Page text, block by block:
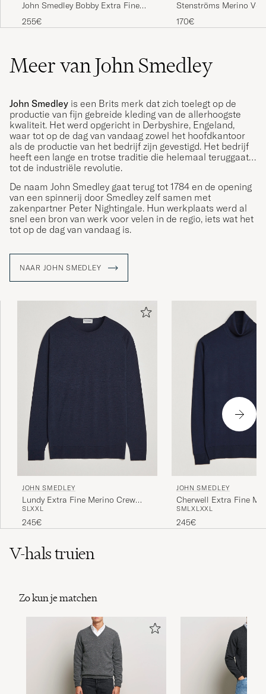
John Smedley Bobby Extra Fine
Merino V-Neck Pullover Midnight
255€
Stenströms Merino V-
170€
Meer van John Smedley
John Smedley is een Brits merk dat zich toelegt op de
productie van fijn gebreide kleding van de allerhoogste
kwaliteit. Het werd opgericht in Derbyshire, Engeland,
waar tot op de dag van vandaag zowel het hoofdkantoor
als de productie van het bedrijf zijn gevestigd. Het bedrijf
heeft een lange en trotse traditie die helemaal teruggaat
tot de industriële revolutie.
De naam John Smedley gaat terug tot 1784 en de opening
van een spinnerij door Smedley zelf samen met
zakenpartner Peter Nightingale. Hun werkplaats werd al
snel een bron van werk voor velen in de regio, iets wat het
tot op de dag van vandaag is.
NAAR JOHN SMEDLEY
JOHN SMEDLEY
Lundy Extra Fine Merino Crew
Neck Midnight
SLXXL
245€
JOHN SMEDLEY
Cherwell Extra Fine
Rollneck Midnight
SMLXL XXL
245€
V-hals truien
Zo kun je matchen